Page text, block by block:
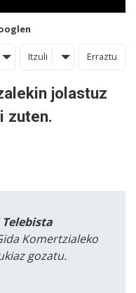
Itzuli Erraztu
jolastuz
zuten.
Komertzialeko
gozatu.